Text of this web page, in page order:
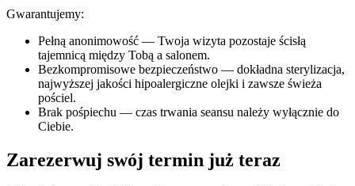
Gwarantujemy:
Pełną anonimowość — Twoja wizyta pozostaje ścisłą
tajemnicą między Tobą a salonem.
Bezkompromisowe bezpieczeństwo — dokładna sterylizacja,
najwyższej jakości hipoalergiczne olejki i zawsze świeża
pościel.
Brak pośpiechu — czas trwania seansu należy wyłącznie do
Ciebie.
Zarezerwuj swój termin już teraz